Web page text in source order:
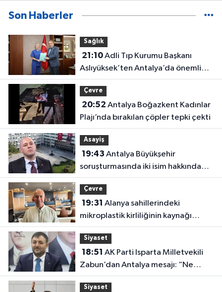
Son Haberler
Sağlık
21:10Adli Tıp Kurumu Başkanı
Aslıyüksek’ten Antalya’da önemli
ziyaret
Çevre
20:52
Plajı’nda bırakılan çöpler tepki çekti
Asayiş
19:43
soruşturmasında iki isim hakkında
yeni karar
Çevre
19:31
mikroplastik kirliliğinin kaynağı
açıklandı
Siyaset
18:51
Zabun’dan Antalya mesajı: “Ne
dediysek o”
Siyaset